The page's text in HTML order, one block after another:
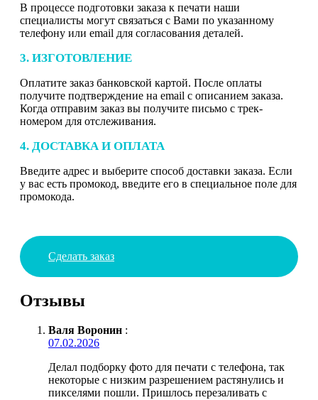
В процессе подготовки заказа к печати наши
специалисты могут связаться с Вами по указанному
телефону или email для согласования деталей.
3. ИЗГОТОВЛЕНИЕ
Оплатите заказ банковской картой. После оплаты
получите подтверждение на email с описанием заказа.
Когда отправим заказ вы получите письмо с трек-
номером для отслеживания.
4. ДОСТАВКА И ОПЛАТА
Введите адрес и выберите способ доставки заказа. Если
у вас есть промокод, введите его в специальное поле для
промокода.
Сделать заказ
Отзывы
Валя Воронин :
07.02.2026
Делал подборку фото для печати с телефона, так
некоторые с низким разрешением растянулись и
пикселями пошли. Пришлось перезаливать с